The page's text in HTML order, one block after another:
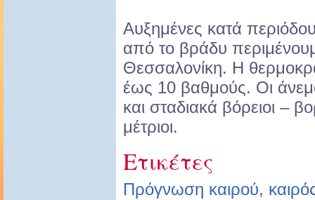
Αυξημένες κατά
από το βράδυ
Θεσσαλονίκη. Η
έως 10 βαθμούς. Οι
και σταδιακά βόρειοι –
μέτριοι.
Ετικέτες
Πρόγνωση καιρού,